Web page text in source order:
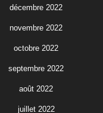
décembre 2022
novembre 2022
octobre 2022
septembre 2022
août 2022
juillet 2022